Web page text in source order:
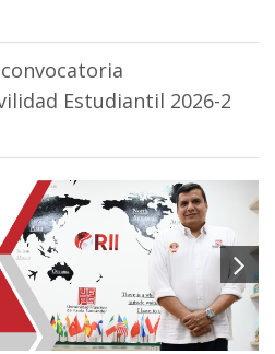
Estudiantil 2026-2